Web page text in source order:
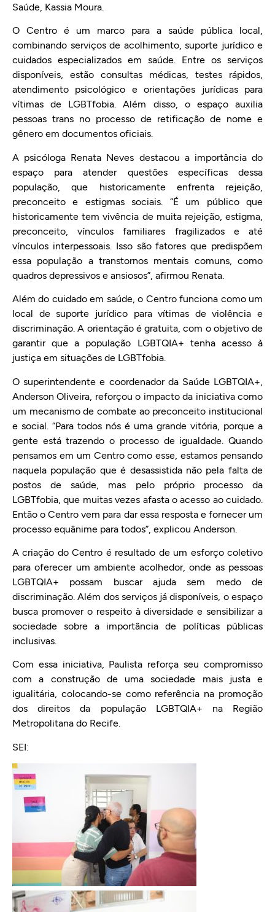
Saúde, Kassia Moura.
O Centro é um marco para a saúde pública local,
combinando serviços de acolhimento, suporte jurídico e
cuidados especializados em saúde. Entre os serviços
disponíveis, estão consultas médicas, testes rápidos,
atendimento psicológico e orientações jurídicas para
vítimas de LGBTfobia. Além disso, o espaço auxilia
pessoas trans no processo de retificação de nome e
gênero em documentos oficiais.
A psicóloga Renata Neves destacou a importância do
espaço para atender questões específicas dessa
população, que historicamente enfrenta rejeição,
preconceito e estigmas sociais. “É um público que
historicamente tem vivência de muita rejeição, estigma,
preconceito, vínculos familiares fragilizados e até
vínculos interpessoais. Isso são fatores que predispõem
essa população a transtornos mentais comuns, como
quadros depressivos e ansiosos”, afirmou Renata.
Além do cuidado em saúde, o Centro funciona como um
local de suporte jurídico para vítimas de violência e
discriminação. A orientação é gratuita, com o objetivo de
garantir que a população LGBTQIA+ tenha acesso à
justiça em situações de LGBTfobia.
O superintendente e coordenador da Saúde LGBTQIA+,
Anderson Oliveira, reforçou o impacto da iniciativa como
um mecanismo de combate ao preconceito institucional
e social. “Para todos nós é uma grande vitória, porque a
gente está trazendo o processo de igualdade. Quando
pensamos em um Centro como esse, estamos pensando
naquela população que é desassistida não pela falta de
postos de saúde, mas pelo próprio processo da
LGBTfobia, que muitas vezes afasta o acesso ao cuidado.
Então o Centro vem para dar essa resposta e fornecer um
processo equânime para todos”, explicou Anderson.
A criação do Centro é resultado de um esforço coletivo
para oferecer um ambiente acolhedor, onde as pessoas
LGBTQIA+ possam buscar ajuda sem medo de
discriminação. Além dos serviços já disponíveis, o espaço
busca promover o respeito à diversidade e sensibilizar a
sociedade sobre a importância de políticas públicas
inclusivas.
Com essa iniciativa, Paulista reforça seu compromisso
com a construção de uma sociedade mais justa e
igualitária, colocando-se como referência na promoção
dos direitos da população LGBTQIA+ na Região
Metropolitana do Recife.
SEI: